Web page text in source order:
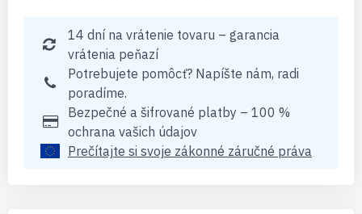
14 dní na vrátenie tovaru – garancia
vrátenia peňazí
Potrebujete pomôcť? Napíšte nám, radi
poradíme.
Bezpečné a šifrované platby – 100 %
ochrana vašich údajov
Prečítajte si svoje zákonné záručné práva